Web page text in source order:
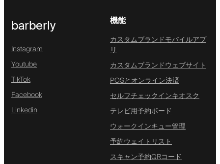
barberly
Instagram
Youtube
TikTok
Facebook
Linkedin
機能
カスタムブランドモバイルアプ
リ
カスタムブランドウェブサイト
POSとオンライン決済
セルフチェックインキオスク
テレビ用予約ボード
ウォークインキュー管理
予約ウェイトリスト
スキャン予約QRコード